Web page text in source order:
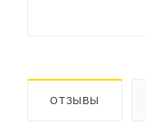
ОТЗЫВЫ